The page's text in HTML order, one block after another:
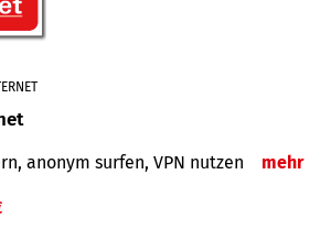
anonym surfen, VPN nutzen mehr